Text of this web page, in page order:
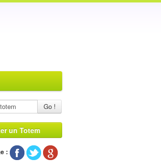
Go !
un Totem
: